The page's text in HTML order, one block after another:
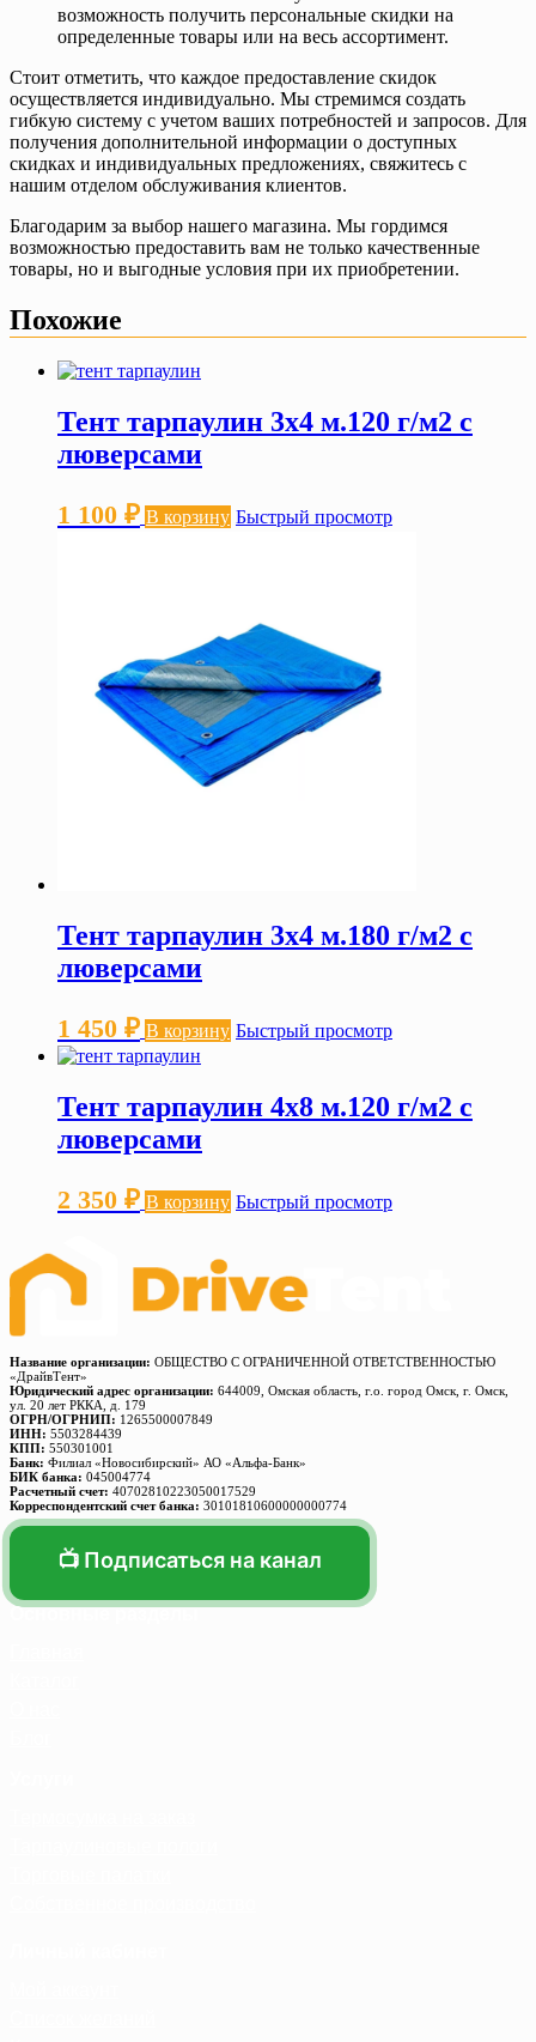
возможность получить персональные скидки на
определенные товары или на весь ассортимент.
Стоит отметить, что каждое предоставление скидок
осуществляется индивидуально. Мы стремимся создать
гибкую систему с учетом ваших потребностей и запросов. Для
получения дополнительной информации о доступных
скидках и индивидуальных предложениях, свяжитесь с
нашим отделом обслуживания клиентов.
Благодарим за выбор нашего магазина. Мы гордимся
возможностью предоставить вам не только качественные
товары, но и выгодные условия при их приобретении.
Похожие
Тент тарпаулин 3х4 м.120 г/м2 с
люверсами
1 100 ₽ В корзину Быстрый просмотр
Тент тарпаулин 3х4 м.180 г/м2 с
люверсами
1 450 ₽ В корзину Быстрый просмотр
Тент тарпаулин 4х8 м.120 г/м2 с
люверсами
2 350 ₽ В корзину Быстрый просмотр
Название организации: ОБЩЕСТВО С ОГРАНИЧЕННОЙ ОТВЕТСТВЕННОСТЬЮ
«ДрайвТент»
Юридический адрес организации: 644009, Омская область, г.о. город Омск, г. Омск,
ул. 20 лет РККА, д. 179
ОГРН/ОГРНИП: 1265500007849
ИНН: 5503284439
КПП: 550301001
Банк: Филиал «Новосибирский» АО «Альфа-Банк»
БИК банка: 045004774
Расчетный счет: 40702810223050017529
Корреспондентский счет банка: 30101810600000000774
📺 Подписаться на канал
Основные разделы